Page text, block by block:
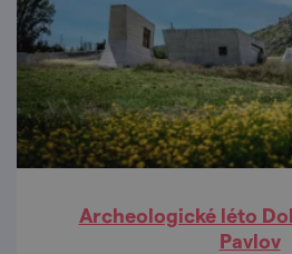
Archeologické léto
Pavlov